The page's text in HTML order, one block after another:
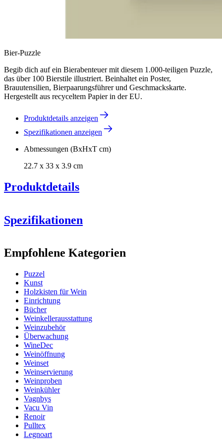
Bier-Puzzle
Begib dich auf ein Bierabenteuer mit diesem 1.000-teiligen Puzzle,
das über 100 Bierstile illustriert. Beinhaltet ein Poster,
Brauutensilien, Bierpaarungsführer und Geschmackskarte.
Hergestellt aus recyceltem Papier in der EU.
Produktdetails anzeigen
Spezifikationen anzeigen
Abmessungen (BxHxT cm)
22.7 x 33 x 3.9 cm
Produktdetails
Ihre Vorteile
Spezifikationen
ProduktnummerWWBEER
Abmessungen (BxHxT cm)
Höhe (cm) 33
Breite (cm)22.7
Gewicht (kg)
Tiefe (cm)3.9
Empfohlene Kategorien
Puzzel
Kunst
Holzkisten für Wein
Einrichtung
Bücher
Weinkellerausstattung
Weinzubehör
Überwachung
WineDec
Weinöffnung
Weinset
Weinservierung
Weinproben
Weinkühler
Vagnbys
Vacu Vin
Renoir
Pulltex
Legnoart